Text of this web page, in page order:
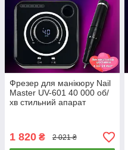
Фрезер для манікюру Nail
Master UV-601 40 000 об/
хв стильний апарат
1 820 ₴ 2 021 ₴